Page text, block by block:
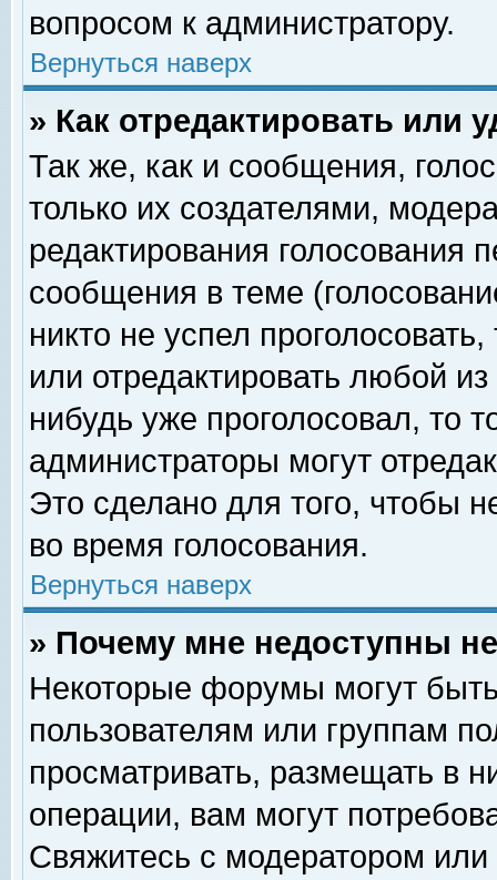
вопросом к администратору.
Вернуться наверх
» Как отредактировать или
Так же, как и сообщения,
только их создателями,
редактирования голосования
сообщения в теме
никто не успел
или отредактировать любой
нибудь уже проголосовал, то
администраторы могут
Это сделано для того, чтобы
во время голосования.
Вернуться наверх
» Почему мне недоступны
Некоторые форумы могут
пользователям или группам
просматривать, размещать в
операции, вам могут
Свяжитесь с модератором